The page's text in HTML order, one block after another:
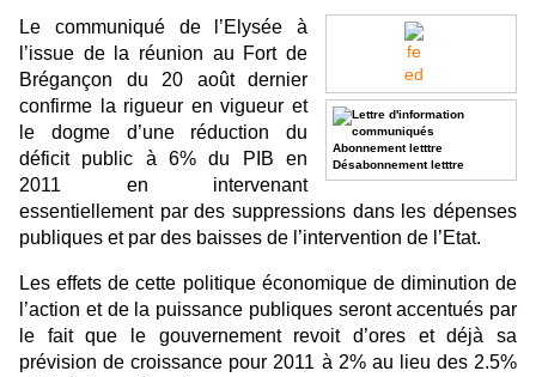
Abonnement letttre
Désabonnement letttre
Le communiqué de l’Elysée à
l’issue de la réunion au Fort de
Brégançon du 20 août dernier
confirme la rigueur en vigueur et
le dogme d’une réduction du
déficit public à 6% du PIB en
2011 en intervenant
essentiellement par des suppressions dans les dépenses
publiques et par des baisses de l’intervention de l’Etat.
Les effets de cette politique économique de diminution de
l’action et de la puissance publiques seront accentués par
le fait que le gouvernement revoit d’ores et déjà sa
prévision de croissance pour 2011 à 2% au lieu des 2.5%